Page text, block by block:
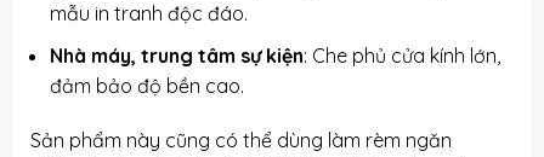
mẫu in tranh độc đáo.
Nhà máy, trung tâm sự kiện: Che phủ cửa kính lớn,
đảm bảo độ bền cao.
Sản phẩm này cũng có thể dùng làm rèm ngăn